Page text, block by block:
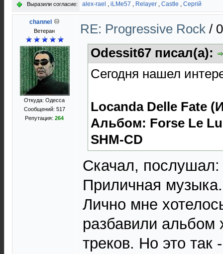
Выразили согласие: alex-rael , iLMe57 , Relayer , Castle , Сергій
channel
Ветеран
Откуда: Одесса
Сообщений: 517
Репутация:264
RE: Progressive Rock /
Odessit67 писал(а):
Сегодня нашел
Locanda Delle Fate
Альбом: Forse Le
SHM-CD
Скачал,
Приличная
Лично мне
разбавили альбом
треков. Но это так